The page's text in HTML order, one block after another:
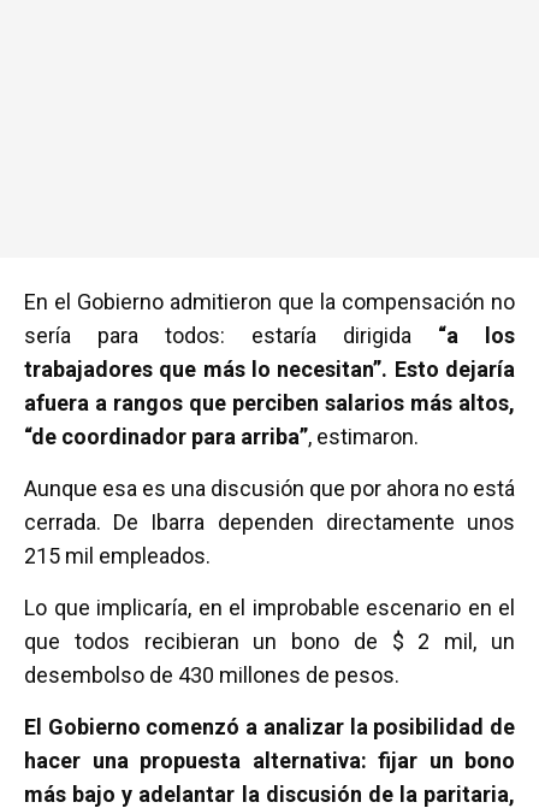
En el Gobierno admitieron que la compensación no
sería para todos: estaría dirigida “a los
trabajadores que más lo necesitan”. Esto dejaría
afuera a rangos que perciben salarios más altos,
“de coordinador para arriba”, estimaron.
Aunque esa es una discusión que por ahora no está
cerrada. De Ibarra dependen directamente unos
215 mil empleados.
Lo que implicaría, en el improbable escenario en el
que todos recibieran un bono de $ 2 mil, un
desembolso de 430 millones de pesos.
El Gobierno comenzó a analizar la posibilidad de
hacer una propuesta alternativa: fijar un bono
más bajo y adelantar la discusión de la paritaria,